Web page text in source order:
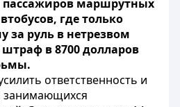
пассажиров маршрутных
где только
за руль в нетрезвом
в 8700 долларов
ответственность и
занимающихся